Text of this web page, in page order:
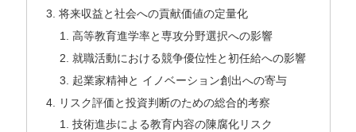
将来収益と社会への貢献価値の定量化
高等教育進学率と専攻分野選択への影響
就職活動における競争優位性と初任給への影響
起業家精神と イノベーション創出への寄与
リスク評価と投資判断のための総合的考察
技術進歩による教育内容の陳腐化リスク